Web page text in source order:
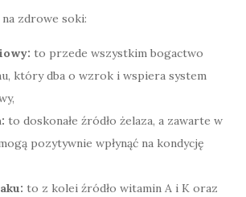
zdrowe soki:
to przede wszystkim bogactwo
który dba o wzrok i wspiera system
to doskonałe źródło żelaza, a zawarte w
pozytywnie wpłynąć na kondycję
to z kolei źródło witamin A i K oraz